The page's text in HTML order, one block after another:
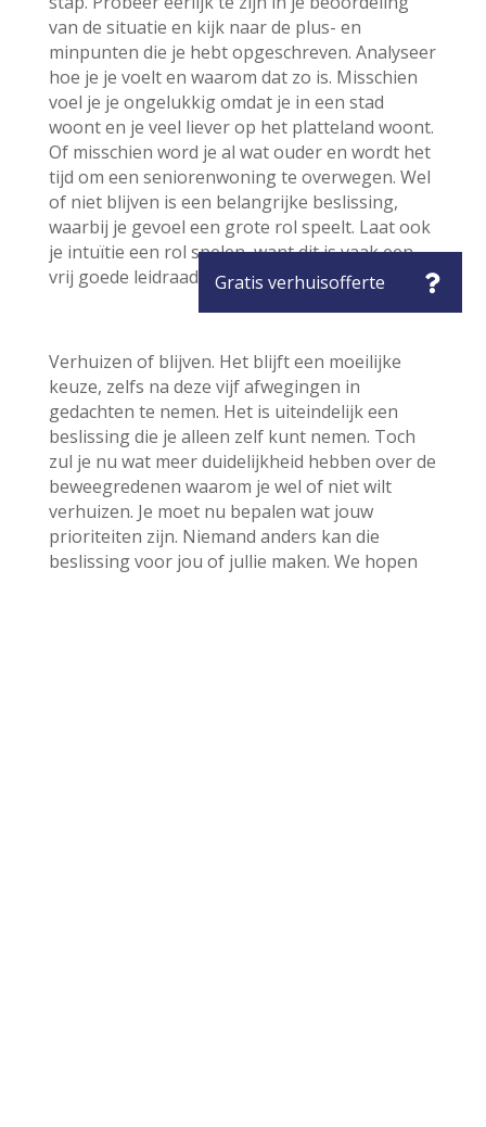
van de situatie en kijk naar de plus- en
minpunten die je hebt opgeschreven. Analyseer
hoe je je voelt en waarom dat zo is. Misschien
voel je je ongelukkig omdat je in een stad
woont en je veel liever op het platteland woont.
Of misschien word je al wat ouder en wordt het
tijd om een seniorenwoning te overwegen. Wel
of niet blijven is een belangrijke beslissing,
waarbij je gevoel een grote rol speelt. Laat ook
je intuïtie een rol spelen, want dit is vaak een
vrij goede leidraad.
Verhuizen of blijven. Het blijft een moeilijke
keuze, zelfs na deze vijf afwegingen in
gedachten te nemen. Het is uiteindelijk een
beslissing die je alleen zelf kunt nemen. Toch
zul je nu wat meer duidelijkheid hebben over de
beweegredenen waarom je wel of niet wilt
verhuizen. Je moet nu bepalen wat jouw
prioriteiten zijn. Niemand anders kan die
beslissing voor jou of jullie maken. We hopen